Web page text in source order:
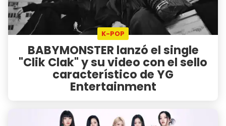
K-POP
BABYMONSTER lanzó el single
"Clik Clak" y su video con el sello
característico de YG
Entertainment